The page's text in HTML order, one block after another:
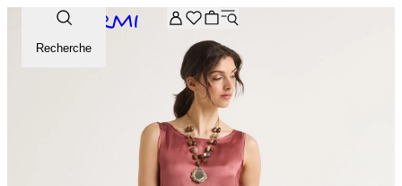
-20% supplémentaires sur la sélection Archive. Saisissez le
Recherche